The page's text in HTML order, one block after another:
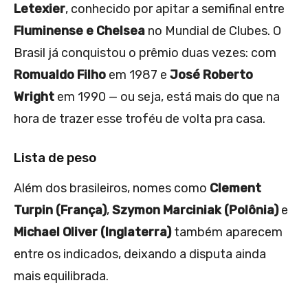
Letexier, conhecido por apitar a semifinal entre
Fluminense e Chelsea no Mundial de Clubes. O
Brasil já conquistou o prêmio duas vezes: com
Romualdo Filho em 1987 e José Roberto
Wright em 1990 — ou seja, está mais do que na
hora de trazer esse troféu de volta pra casa.
Lista de peso
Além dos brasileiros, nomes como Clement
Turpin (França),Szymon Marciniak (Polônia)e
Michael Oliver (Inglaterra)também aparecem
entre os indicados, deixando a disputa ainda
mais equilibrada.